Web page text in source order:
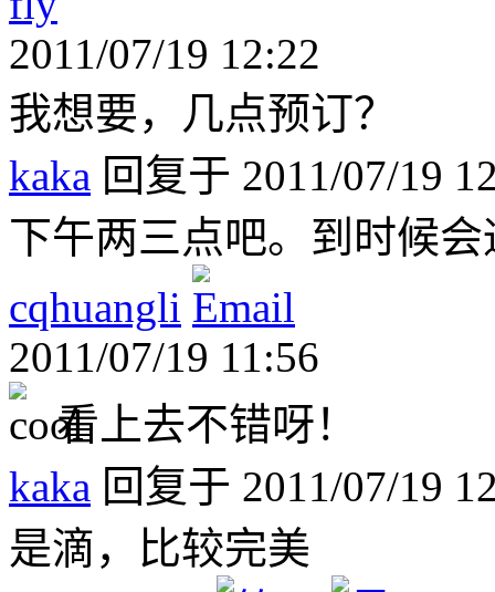
2011/07/19 12:22
我想要，几点预订？
kaka 回复于 2011/07/19
下午两三点吧。到时候会
cqhuangli
2011/07/19 11:56
看上去不错呀！
kaka 回复于 2011/07/19
是滴，比较完美